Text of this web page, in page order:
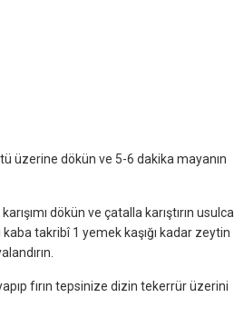
üzerine dökün ve 5-6 dakika mayanın
dökün ve çatalla karıştırın usulca
takribî 1 yemek kaşığı kadar zeytin
fırın tepsinize dizin tekerrür üzerini